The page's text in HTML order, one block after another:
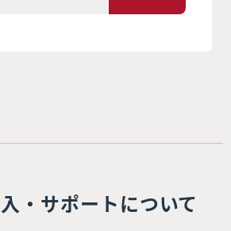
・サポートについて